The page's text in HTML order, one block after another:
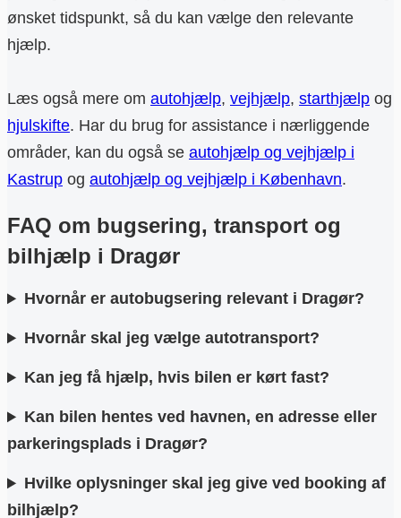
ønsket tidspunkt, så du kan vælge den relevante
hjælp.
Læs også mere om autohjælp, vejhjælp, starthjælp og
hjulskifte. Har du brug for assistance i nærliggende
områder, kan du også se autohjælp og vejhjælp i
Kastrup og autohjælp og vejhjælp i København.
FAQ om bugsering, transport og
bilhjælp i Dragør
Hvornår er autobugsering relevant i Dragør?
Hvornår skal jeg vælge autotransport?
Kan jeg få hjælp, hvis bilen er kørt fast?
Kan bilen hentes ved havnen, en adresse eller
parkeringsplads i Dragør?
Hvilke oplysninger skal jeg give ved booking af
bilhjælp?